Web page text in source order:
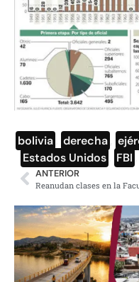
bolivia derecha
Estados Unidos
FBI
ANTERIOR